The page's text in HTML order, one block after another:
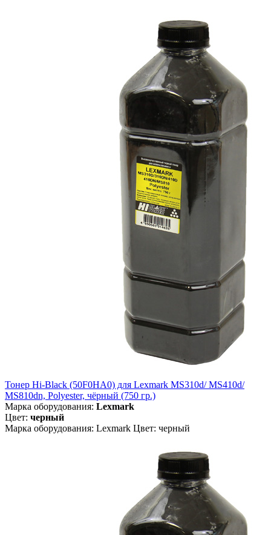
Тонер Hi-Black (50F0HA0) для Lexmark MS310d/ MS410d/
MS810dn, Polyester, чёрный (750 гр.)
Марка оборудования: Lexmark
Цвет: черный
Марка оборудования: Lexmark Цвет: черный